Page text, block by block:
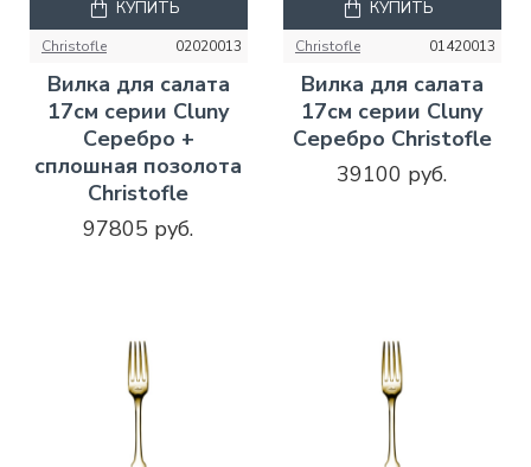
Christofle 02020013
Вилка для салата
17см серии Cluny
Серебро +
сплошная позолота
Christofle
97805 руб.
КУПИТЬ
Christofle 01420013
Вилка для салата
17см серии Cluny
Серебро Christofle
39100 руб.
КУПИТЬ